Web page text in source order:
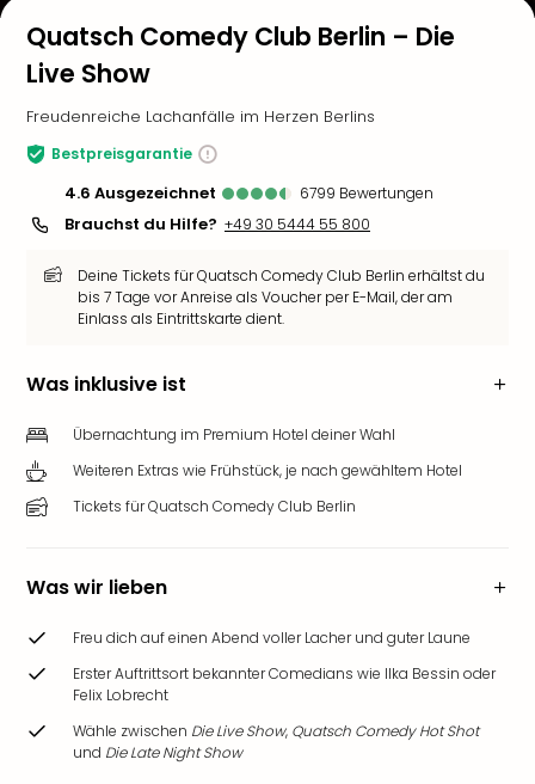
Quatsch Comedy Club Berlin – Die
Live Show
Freudenreiche Lachanfälle im Herzen Berlins
Bestpreisgarantie
4.6 ausgezeichnet 6799 Bewertungen
Brauchst du Hilfe? +49 30 5444 55 800
Deine Tickets für Quatsch Comedy Club Berlin erhältst du
bis 7 Tage vor Anreise als Voucher per E-Mail, der am
Einlass als Eintrittskarte dient.
Was inklusive ist
Übernachtung im Premium Hotel deiner Wahl
Weiteren Extras wie Frühstück, je nach gewähltem Hotel
Tickets für Quatsch Comedy Club Berlin
Was wir lieben
Freu dich auf einen Abend voller Lacher und guter Laune
Erster Auftrittsort bekannter Comedians wie Ilka Bessin oder
Felix Lobrecht
Wähle zwischen Die Live Show, Quatsch Comedy Hot Shot
und Die Late Night Show